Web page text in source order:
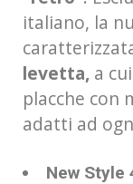
italiano, la
levetta, a
placche con
adatti ad
New Style